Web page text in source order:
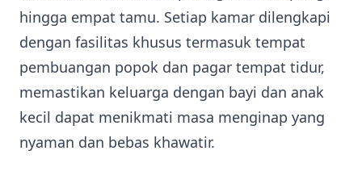
hingga empat tamu. Setiap kamar dilengkapi
dengan fasilitas khusus termasuk tempat
pembuangan popok dan pagar tempat tidur,
memastikan keluarga dengan bayi dan anak
kecil dapat menikmati masa menginap yang
nyaman dan bebas khawatir.